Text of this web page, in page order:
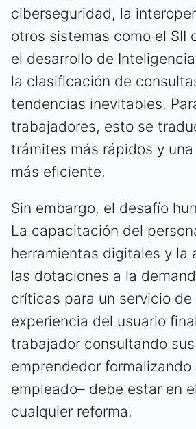
ciberseguridad, la
otros sistemas como el SII
el desarrollo de
la clasificación de
tendencias inevitables.
trabajadores, esto se
trámites más rápidos y
más eficiente.
Sin embargo, el desafío
La capacitación del
herramientas digitales y la
las dotaciones a la
críticas para un servicio de
experiencia del usuario
trabajador consultando
emprendedor formalizando
empleado– debe estar en
cualquier reforma.